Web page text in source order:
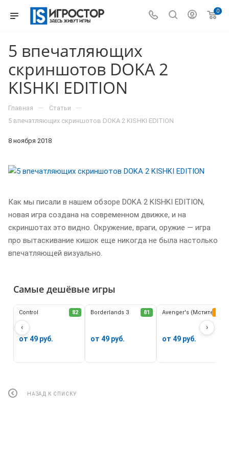
0
5 впечатляющих
скриншотов DOKA 2
KISHKI EDITION
Главная — Статьи —
5 впечатляющих скриншотов DOKA 2 KISHKI EDITION
8 ноября 2018
Как мы писали в нашем обзоре DOKA 2 KISHKI EDITION,
новая игра создана на современном движке, и на
скриншотах это видно. Окружение, враги, оружие — игра
про вытаскивание кишок еще никогда не была настолько
впечатляющей визуально.
Самые дешёвые игры
‹ ›
82
Control
от 49 руб.
81
Borderlands 3
от 49 руб.
Avenger's (Мстители)
от 49 руб.
НАЗАД К СПИСКУ